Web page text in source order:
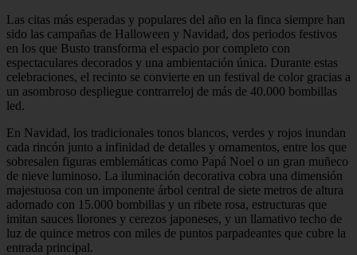
Las citas más esperadas y populares del año en la finca siempre han
sido las campañas de Halloween y Navidad, dos periodos festivos
en los que Busto transforma el espacio por completo con
espectaculares decorados y una ambientación única. Durante estas
celebraciones, el recinto se convierte en un festival de color gracias a
un asombroso despliegue contrarreloj de más de 40.000 bombillas
led.
En Navidad, los tradicionales tonos blancos, verdes y rojos inundan
cada rincón junto a infinidad de detalles y ornamentos, entre los que
sobresalen figuras emblemáticas como Papá Noel o un gran muñeco
de nieve luminoso. La iluminación decorativa cobra una dimensión
majestuosa con un imponente árbol central de siete metros de altura
adornado con 15.000 bombillas y un ribete rosa, estructuras que
imitan sauces llorones y cerezos japoneses, y un llamativo techo de
luz de quince metros con miles de puntos parpadeantes que cubre la
entrada principal.